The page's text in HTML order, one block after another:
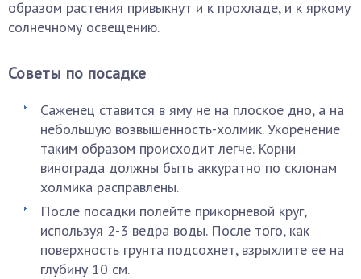
образом растения привыкнут и к прохладе, и к яркому
солнечному освещению.
Советы по посадке
Саженец ставится в яму не на плоское дно, а на
небольшую возвышенность-холмик. Укоренение
таким образом происходит легче. Корни
винограда должны быть аккуратно по склонам
холмика расправлены.
После посадки полейте прикорневой круг,
используя 2-3 ведра воды. После того, как
поверхность грунта подсохнет, взрыхлите ее на
глубину 10 см.